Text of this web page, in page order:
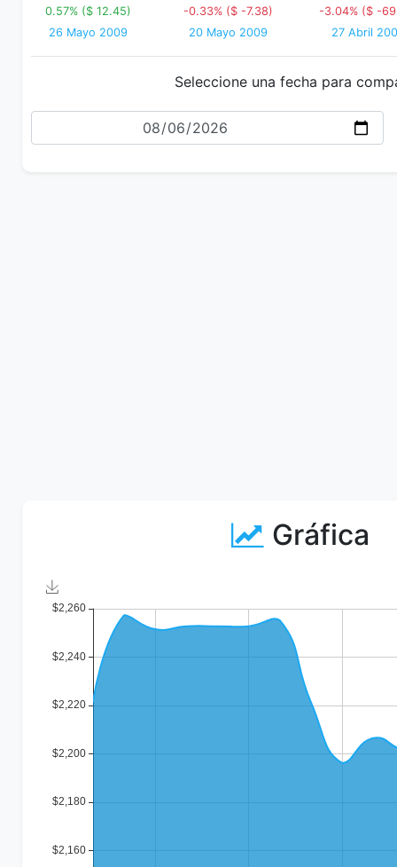
0.57% ($ 12.45)
26 Mayo 2009
-0.33% ($ -7.38)
20 Mayo 2009
-3.04% ($ -
27 Abril
Seleccione una fecha para
Fecha
Gráfica